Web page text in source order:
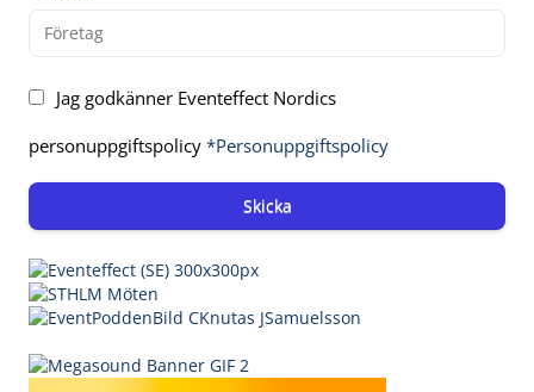
Jag godkänner Eventeffect Nordics
personuppgiftspolicy *Personuppgiftspolicy
Skicka